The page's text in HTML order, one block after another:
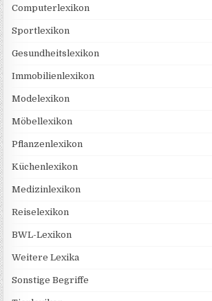
Computerlexikon
Sportlexikon
Gesundheitslexikon
Immobilienlexikon
Modelexikon
Möbellexikon
Pflanzenlexikon
Küchenlexikon
Medizinlexikon
Reiselexikon
BWL-Lexikon
Weitere Lexika
Sonstige Begriffe